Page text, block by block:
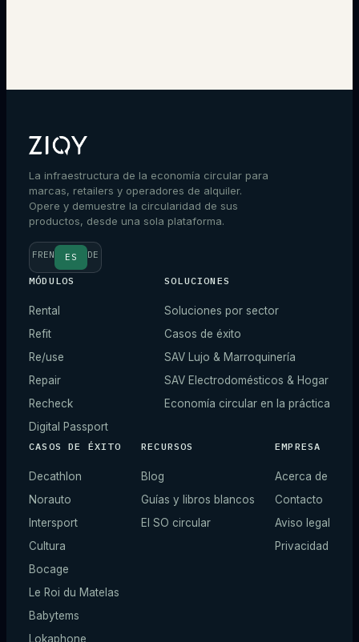
La infraestructura de la economía circular para
marcas, retailers y operadores de alquiler.
Opere y demuestre la circularidad de sus
productos, desde una sola plataforma.
FREN ES DE
MÓDULOS
Rental
Refit
Re/use
Repair
Recheck
Digital Passport
SOLUCIONES
Soluciones por sector
Casos de éxito
SAV Lujo & Marroquinería
SAV Electrodomésticos & Hogar
Economía circular en la práctica
CASOS DE ÉXITO
Decathlon
Norauto
Intersport
Cultura
Bocage
Le Roi du Matelas
Babytems
Lokaphone
RECURSOS
Blog
Guías y libros blancos
El SO circular
EMPRESA
Acerca de
Contacto
Aviso legal
Privacidad